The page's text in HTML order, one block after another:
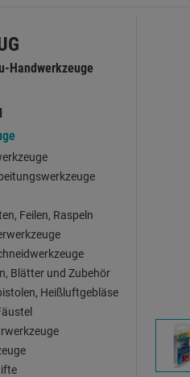
Handwerkzeuge
Feilen, Raspeln
Blätter und Zubehör
Heißluftgebläse